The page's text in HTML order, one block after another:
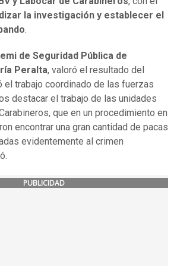
la investigación y establecer el
.
de Seguridad Pública de
Peralta, valoró el resultado del
el trabajo coordinado de las fuerzas
destacar el trabajo de las unidades
que en un procedimiento en
encontrar una gran cantidad de pacas
evidentemente al crimen
PUBLICIDAD